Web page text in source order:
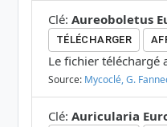
Clé: Aureoboletus
TÉLÉCHARGER
Le fichier téléchargé
Source: Mycoclé, G.
Clé: Auricularia